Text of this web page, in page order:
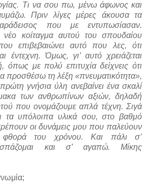
Τι να σου πω, μένω άφωνος και
Πριν λίγες μέρες άκουσα τα
που με εντυπωσίασαν.
νέο κοίταγμα αυτού του σπουδαίου
επιβεβαιώνει αυτό που λες, ότι
έντεχνη. Όμως, γι’ αυτό χρειάζεται
όπως με πολύ επιτυχία δείχνεις ότι
προσθέσω τη λέξη «πνευματικότητα»,
γνήσια ύλη ανεβαίνει ένα σκαλί
των ανθρωπίνων αξιών, δηλαδή
που ονομάζουμε απλά τέχνη. Σιγά
τα υπόλοιπα υλικά σου, στο βαθμό
οι δυνάμεις μου που παλεύουν
φθορά του χρόνου. Και πάλι σ’
και σ’ αγαπώ. Μίκης